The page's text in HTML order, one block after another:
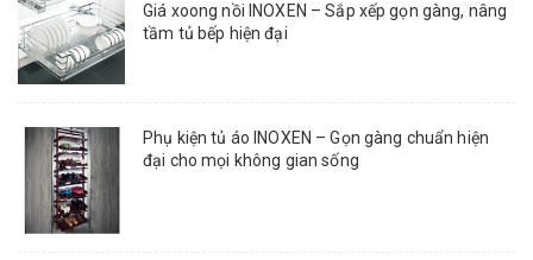
Giá xoong nồi INOXEN – Sắp xếp gọn gàng, nâng
tầm tủ bếp hiện đại
Phụ kiện tủ áo INOXEN – Gọn gàng chuẩn hiện
đại cho mọi không gian sống